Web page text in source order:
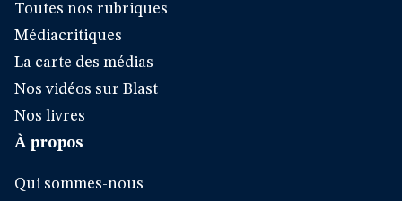
Toutes nos rubriques
Médiacritiques
La carte des médias
Nos vidéos sur Blast
Nos livres
À propos
Qui sommes-nous